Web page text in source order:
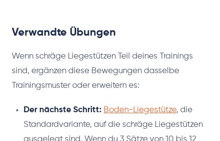
Verwandte Übungen
Wenn schräge Liegestützen Teil deines Trainings
sind, ergänzen diese Bewegungen dasselbe
Trainingsmuster oder erweitern es:
Der nächste Schritt: Boden-Liegestütze, die
Standardvariante, auf die schräge Liegestützen